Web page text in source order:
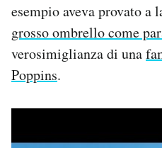
esempio aveva provato a
grosso ombrello come
verosimiglianza di una
Poppins.